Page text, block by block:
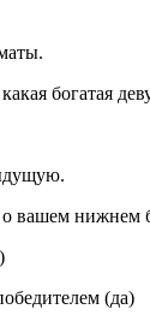
богатая
о вашем нижнем
(да)